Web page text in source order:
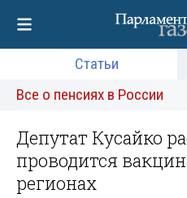
Статьи
Все о пенсиях в России
Депутат Кусайко
проводится
регионах